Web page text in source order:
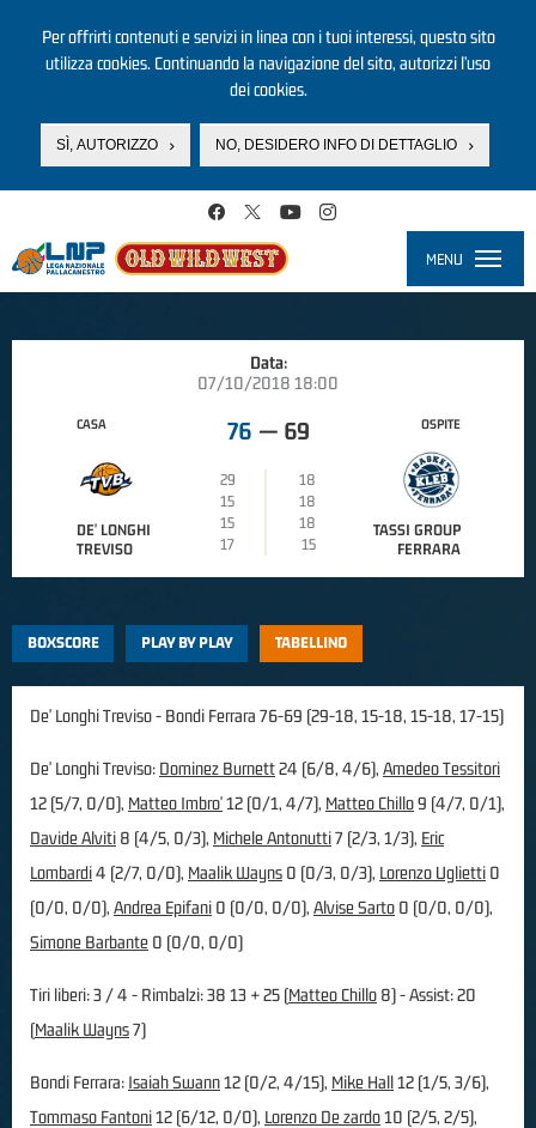
Per offrirti contenuti e servizi in linea con i tuoi interessi, questo sito
utilizza cookies. Continuando la navigazione del sito, autorizzi l’uso
dei cookies.
SÌ, AUTORIZZO NO, DESIDERO INFO DI DETTAGLIO
MENU
Data:
07/10/2018 18:00
CASA
DE' LONGHI
TREVISO
76 — 69
29
18
15
18
15
18
17
15
OSPITE
TASSI GROUP
FERRARA
BOXSCORE PLAY BY PLAY TABELLINO
De' Longhi Treviso - Bondi Ferrara 76-69 (29-18, 15-18, 15-18, 17-15)
De' Longhi Treviso: Dominez Burnett24 (6/8, 4/6), Amedeo Tessitori
12 (5/7, 0/0), Matteo Imbro'12 (0/1, 4/7), Matteo Chillo9 (4/7, 0/1),
Davide Alviti 8 (4/5, 0/3), Michele Antonutti7 (2/3, 1/3), Eric
Lombardi4 (2/7, 0/0), Maalik Wayns 0 (0/3, 0/3), Lorenzo Uglietti 0
(0/0, 0/0), Andrea Epifani 0 (0/0, 0/0), Alvise Sarto 0 (0/0, 0/0),
Simone Barbante 0 (0/0, 0/0)
Tiri liberi: 3 / 4 - Rimbalzi: 38 13 + 25 (Matteo Chillo 8) - Assist: 20
(Maalik Wayns7)
Bondi Ferrara: Isaiah Swann12 (0/2, 4/15), Mike Hall12 (1/5, 3/6),
Tommaso Fantoni12 (6/12, 0/0), Lorenzo De zardo10 (2/5, 2/5),